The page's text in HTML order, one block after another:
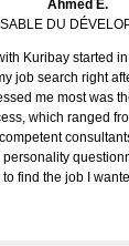
Ahmed E.
DU
Kuribay started
job search right
me most was
which ranged
find the job I